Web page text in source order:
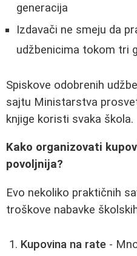
generacija
Izdavači ne smeju da
udžbenicima tokom tri
Spiskove odobrenih
sajtu Ministarstva
knjige koristi svaka škola.
Kako organizovati
povoljnija?
Evo nekoliko praktičnih
troškove nabavke
Kupovina na rate -